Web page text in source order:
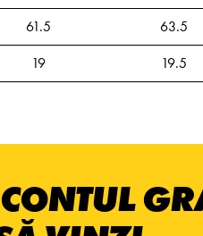
61.5 63.5
19 19.5